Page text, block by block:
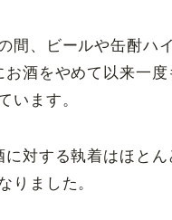
間、ビールや缶酎ハ
酒をやめて以来一
います。
対する執着はほと
りました。